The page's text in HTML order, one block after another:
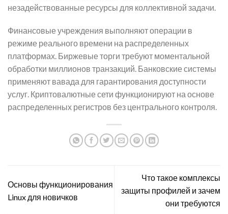
незадействованные ресурсы для коллективной задачи.
Финансовые учреждения выполняют операции в
режиме реального времени на распределенных
платформах. Биржевые торги требуют моментальной
обработки миллионов транзакций. Банковские системы
применяют вавада для гарантирования доступности
услуг. Криптовалютные сети функционируют на основе
распределенных регистров без центрального контроля.
Основы функционирования
Linux для новичков
Что такое комплексы
защиты профилей и зачем
они требуются